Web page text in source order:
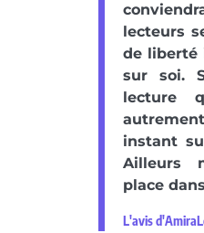
lecteurs
de liberté
sur soi.
lecture
instant
Ailleurs
place
L'avis